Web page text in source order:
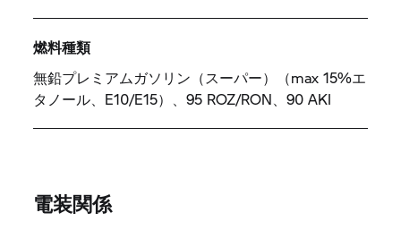
燃料種類
無鉛プレミアムガソリン（スーパー）（max 15%エ
タノール、E10/E15）、95 ROZ/RON、90 AKI
電装関係